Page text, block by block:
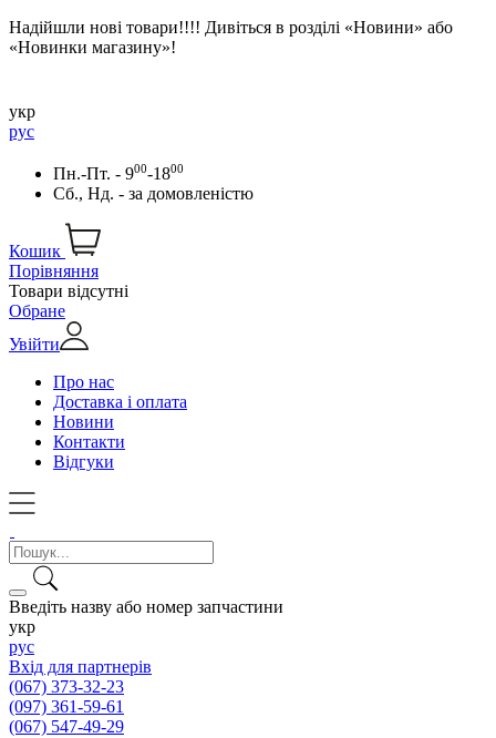
Надійшли нові товари!!!! Дивіться в розділі «Новини» або
«Новинки магазину»!
укр
рус
Пн.-Пт. - 900-1800
Сб., Нд. - за домовленістю
Кошик
Порівняння
Товари відсутні
Обране
Увійти
Про нас
Доставка і оплата
Новини
Контакти
Відгуки
Введіть назву або номер запчастини
укр
рус
Вхід для партнерів
(067) 373-32-23
(097) 361-59-61
(067) 547-49-29